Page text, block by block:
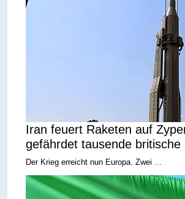
Iran feuert Raketen auf
gefährdet tausende britische
Der Krieg erreicht nun Europa. Zwei ...